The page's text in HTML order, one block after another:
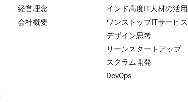
経営理念
会社概要
インド高度IT人材の活用
ワンストップITサービス
デザイン思考
リーンスタートアップ
スクラム開発
DevOps